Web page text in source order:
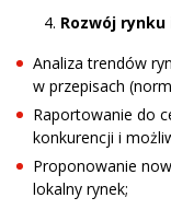
Rozwój rynku
Analiza trendów
w przepisach
Raportowanie do
konkurencji i
Proponowanie
lokalny rynek;